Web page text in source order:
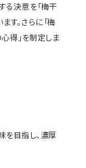
る決意を「梅干
す。さらに「梅
心得」を制定しま
を目指し、濃厚